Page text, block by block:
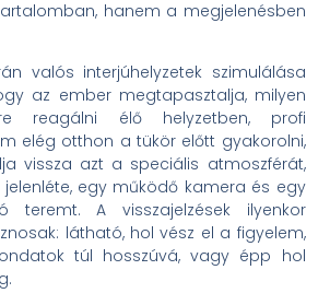
hanem a megjelenésben
valós interjúhelyzetek szimulálása
az ember megtapasztalja, milyen
reagálni élő helyzetben, profi
elég otthon a tükör előtt gyakorolni,
vissza azt a speciális atmoszférát,
egy működő kamera és egy
teremt. A visszajelzések ilyenkor
látható, hol vész el a figyelem,
túl hosszúvá, vagy épp hol